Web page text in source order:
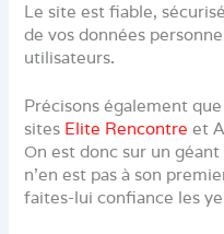
Le site est fiable,
de vos données
utilisateurs.
Précisons également
sites Elite Rencontre et
On est donc sur un
n’en est pas à son
faites-lui confiance les